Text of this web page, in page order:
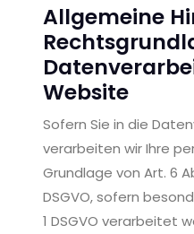
Allgemeine
Website
Sofern Sie in die
verarbeiten wir Ihre
Grundlage von Art. 6
DSGVO, sofern
1 DSGVO verarbeitet